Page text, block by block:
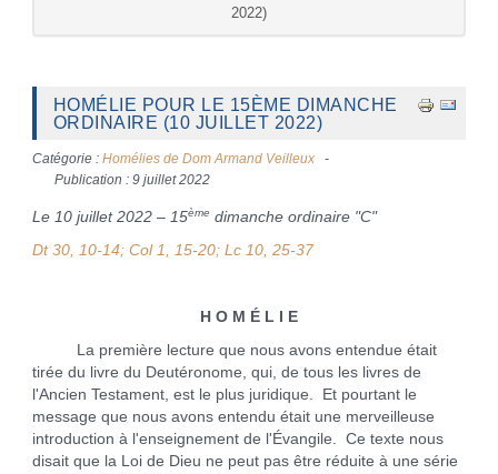
2022)
HOMÉLIE POUR LE 15ÈME DIMANCHE
ORDINAIRE (10 JUILLET 2022)
Catégorie : Homélies de Dom Armand Veilleux
Publication : 9 juillet 2022
Le 10 juillet 2022 – 15ème dimanche ordinaire "C"
Dt 30, 10-14; Col 1, 15-20; Lc 10, 25-37
H O M É L I E
La première lecture que nous avons entendue était
tirée du livre du Deutéronome, qui, de tous les livres de
l'Ancien Testament, est le plus juridique. Et pourtant le
message que nous avons entendu était une merveilleuse
introduction à l'enseignement de l'Évangile. Ce texte nous
disait que la Loi de Dieu ne peut pas être réduite à une série